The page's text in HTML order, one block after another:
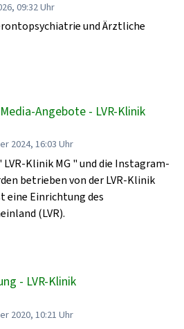
09:32 Uhr
und Ärztliche
Angebote - LVR-Klinik
2024, 16:03 Uhr
Klinik MG " und die Instagram-
betrieben von der LVR-Klinik
eine Einrichtung des
(LVR).
- LVR-Klinik
2020, 10:21 Uhr